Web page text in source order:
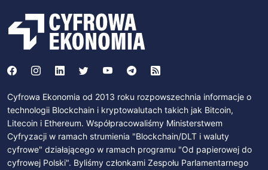
Cyfrowa Ekonomia od 2013 roku rozpowszechnia informacje o
technologii Blockchain i kryptowalutach takich jak Bitcoin,
Litecoin i Ethereum. Współpracowaliśmy Ministerstwem
Cyfryzacji w ramach strumienia "Blockchain/DLT i waluty
cyfrowe" działającego w ramach programu "Od papierowej do
cyfrowej Polski". Byliśmy członkami Zespołu Parlamentarnego